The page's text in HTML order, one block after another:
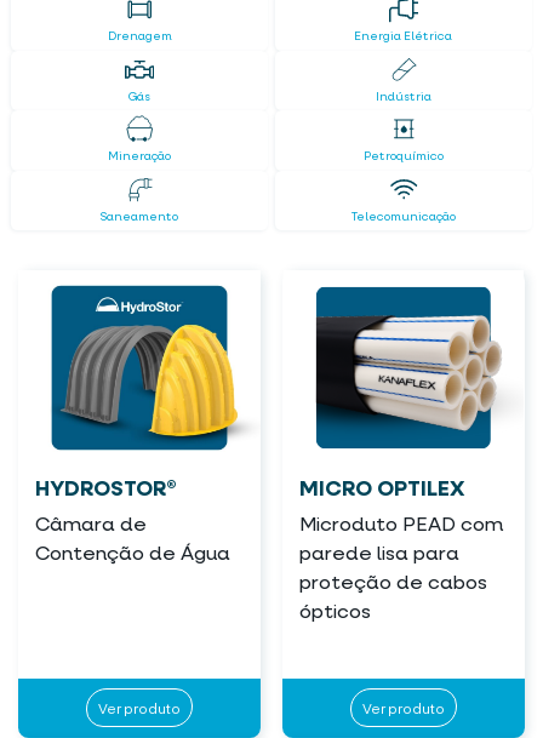
Drenagem Energia Elétrica
Gás Indústria
Mineração Petroquímico
Saneamento Telecomunicação
HYDROSTOR®
Câmara de
Contenção de Água
Ver produto
MICRO OPTILEX
Microduto PEAD com
parede lisa para
proteção de cabos
ópticos
Ver produto